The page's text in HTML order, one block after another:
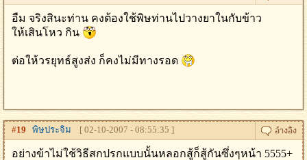
อืม จริงสินะท่าน คงต้องใช้พิษท่านไปวางยาในกับข้าว
ให้เสินโหว กิน
ต่อให้วรยุทธ์สูงส่ง ก็คงไม่มีทางรอด
#19 พิษประจิม [ 02-10-2007 - 08:55:35 ]
อย่างข้าไม่ใช้วิธีสกปรกแบบนั้นหลอกสู้ก็สู้กันซึ่งๆหน้า 5555+